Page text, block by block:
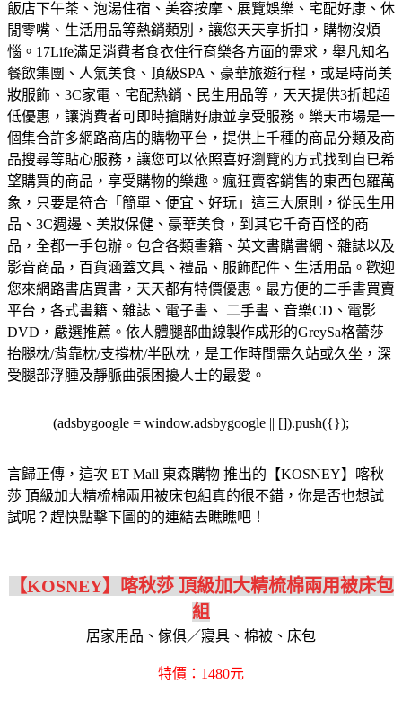
飯店下午茶、泡湯住宿、美容按摩、展覽娛樂、宅配好康、休
閒零嘴、生活用品等熱銷類別，讓您天天享折扣，購物沒煩
惱。 17Life滿足消費者食衣住行育樂各方面的需求，舉凡知名
餐飲集團、人氣美食、頂級SPA、豪華旅遊行程，或是時尚美
妝服飾、3C家電、宅配熱銷、民生用品等，天天提供3折起超
低優惠，讓消費者可即時搶購好康並享受服務。 樂天市場是一
個集合許多網路商店的購物平台，提供上千種的商品分類及商
品搜尋等貼心服務，讓您可以依照喜好瀏覽的方式找到自已希
望購買的商品，享受購物的樂趣。 瘋狂賣客銷售的東西包羅萬
象，只要是符合「簡單、便宜、好玩」這三大原則，從民生用
品、3C週邊、美妝保健、豪華美食，到其它千奇百怪的商
品，全都一手包辦。 包含各類書籍、英文書購書網、雜誌以及
影音商品，百貨涵蓋文具、禮品、服飾配件、生活用品。歡迎
您來網路書店買書，天天都有特價優惠。 最方便的二手書買賣
平台，各式書籍、雜誌、電子書、 二手書、音樂CD、電影
DVD，嚴選推薦。 依人體腿部曲線製作成形的GreySa格蕾莎
抬腿枕/背靠枕/支撐枕/半臥枕，是工作時間需久站或久坐，深
受腿部浮腫及靜脈曲張困擾人士的最愛。
(adsbygoogle = window.adsbygoogle || []).push({});
言歸正傳，這次 ET Mall 東森購物 推出的【KOSNEY】喀秋
莎 頂級加大精梳棉兩用被床包組真的很不錯，你是否也想試
試呢？趕快點擊下圖的的連結去瞧瞧吧！
【KOSNEY】喀秋莎 頂級加大精梳棉兩用被床包
組
居家用品、傢俱／寢具、棉被、床包
特價：1480元